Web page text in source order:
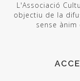
L'Associació
objectiu de la
sense